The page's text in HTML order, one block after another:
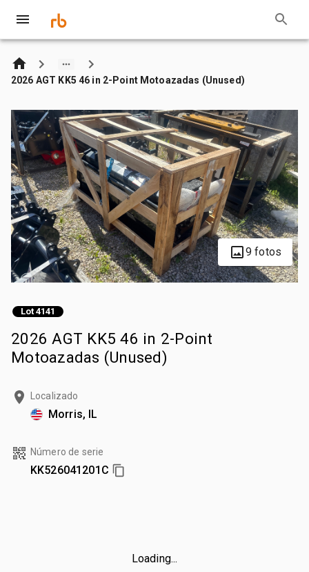
2026 AGT KK5 46 in 2-Point Motoazadas (Unused)
9 fotos
Lot 4141
2026 AGT KK5 46 in 2-Point
Motoazadas (Unused)
Localizado
Morris, IL
Número de serie
KK526041201C
Loading...